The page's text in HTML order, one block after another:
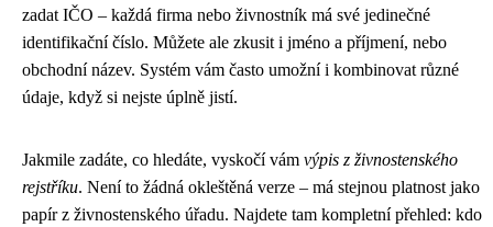
zadat IČO – každá firma nebo živnostník má své jedinečné
identifikační číslo. Můžete ale zkusit i jméno a příjmení, nebo
obchodní název. Systém vám často umožní i kombinovat různé
údaje, když si nejste úplně jistí.
Jakmile zadáte, co hledáte, vyskočí vám výpis z živnostenského
rejstříku. Není to žádná okleštěná verze – má stejnou platnost jako
papír z živnostenského úřadu. Najdete tam kompletní přehled: kdo